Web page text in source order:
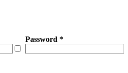
Password *